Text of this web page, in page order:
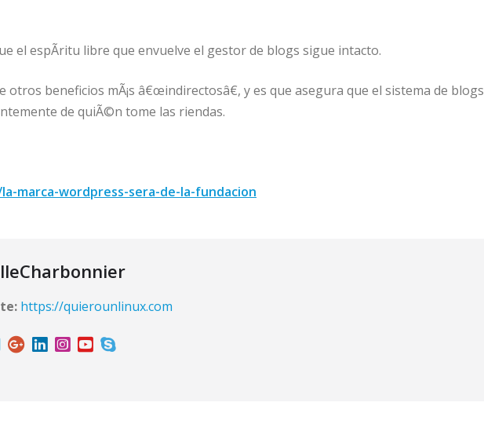
el espÃ­ritu libre que envuelve el gestor de blogs sigue intacto.
beneficios mÃ¡s â€œindirectosâ€, y es que asegura que el sistema de blogs
de quiÃ©n tome las riendas.
marca-wordpress-sera-de-la-fundacion
https://quierounlinux.com